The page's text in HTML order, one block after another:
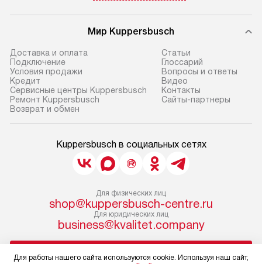
Мир Kuppersbusch
Доставка и оплата
Подключение
Условия продажи
Кредит
Сервисные центры Kuppersbusch
Ремонт Kuppersbusch
Возврат и обмен
Cтатьи
Глоссарий
Вопросы и ответы
Видео
Контакты
Сайты-партнеры
Kuppersbusch в социальных сетях
Для физических лиц
shop@kuppersbusch-centre.ru
Для юридических лиц
business@kvalitet.company
Для работы нашего сайта используются cookie. Используя наш сайт,